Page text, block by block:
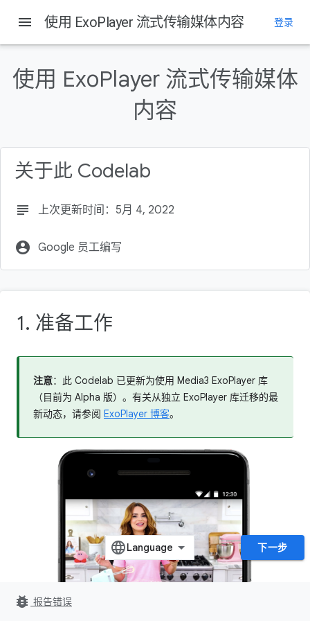
Android Developers 基本知识
Camera & media dev center
本页内容
准备工作
menu 使用 ExoPlayer 流式传输媒体内容 登录
使用 ExoPlayer 流式传输媒体
内容
关于此 Codelab
subject 上次更新时间：5月 4, 2022
account_circle Google 员工编写
1. 准备工作
注意：此 Codelab 已更新为使用 Media3 ExoPlayer 库
（目前为 Alpha 版）。有关从独立 ExoPlayer 库迁移的最
新动态，请参阅 ExoPlayer 博客。
下一步
bug_report 报告错误